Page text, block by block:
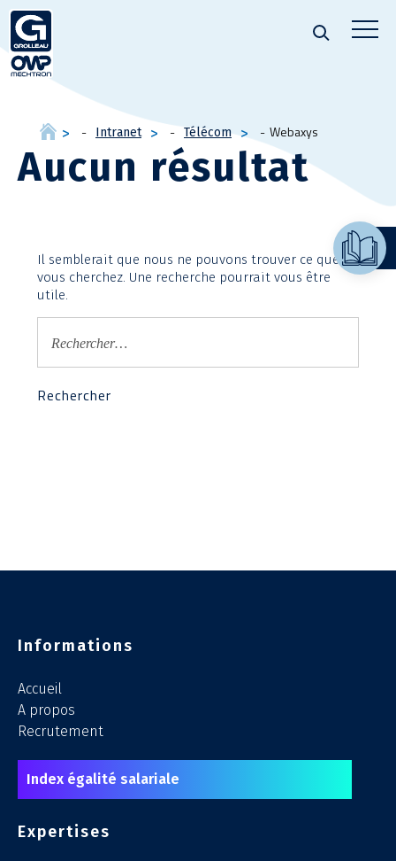
Intranet Télécom Webaxys
Aucun résultat
Il semblerait que nous ne pouvons trouver ce que
vous cherchez. Une recherche pourrait vous être
utile.
Informations
Accueil
A propos
Recrutement
Index égalité salariale
Expertises